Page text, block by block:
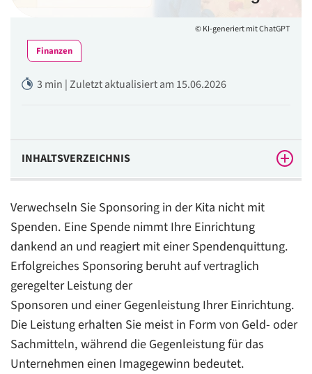
© KI-generiert mit ChatGPT
Finanzen
3 min | Zuletzt aktualisiert am 15.06.2026
INHALTSVERZEICHNIS
In 5 Stufen zum erfolgreichen Sponsoring
Verwechseln Sie Sponsoring in der Kita nicht mit
Spenden. Eine Spende nimmt Ihre Einrichtung
dankend an und reagiert mit einer Spendenquittung.
Erfolgreiches Sponsoring beruht auf vertraglich
geregelter Leistung der
Sponsoren und einer Gegenleistung Ihrer Einrichtung.
Die Leistung erhalten Sie meist in Form von Geld- oder
Sachmitteln, während die Gegenleistung für das
Unternehmen einen Imagegewinn bedeutet.